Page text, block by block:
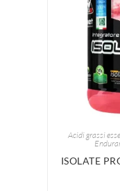
Acidi grassi
ISOLATE